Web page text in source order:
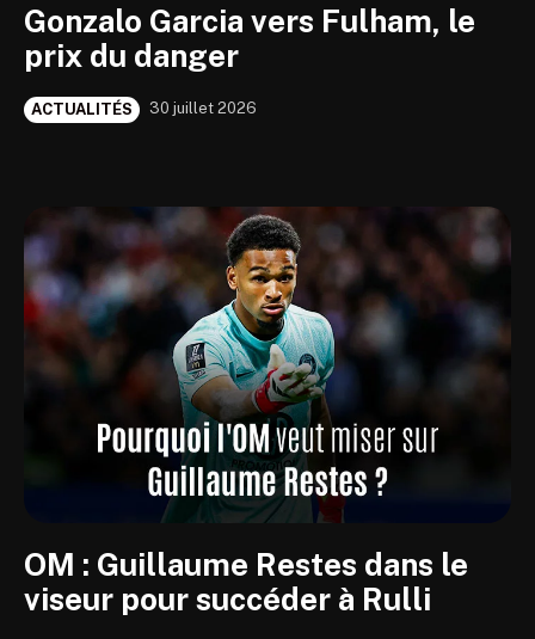
Gonzalo Garcia vers Fulham, le
prix du danger
ACTUALITÉS 30 juillet 2026
OM : Guillaume Restes dans le
viseur pour succéder à Rulli